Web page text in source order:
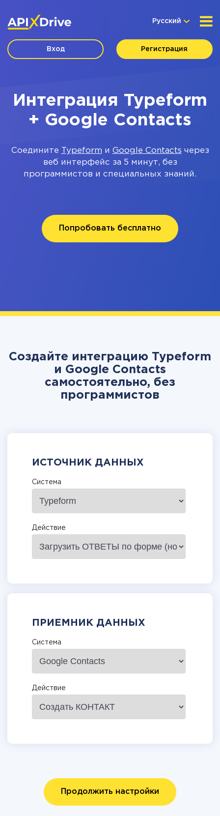
Русский
Вход Регистрация
Интеграция Typeform
+ Google Contacts
Соедините Typeform и Google Contacts через
веб интерфейс за 5 минут, без
программистов и специальных знаний.
Попробовать бесплатно
Создайте интеграцию Typeform
и Google Contacts
самостоятельно, без
программистов
ИСТОЧНИК ДАННЫХ
Система
Действие
ПРИЕМНИК ДАННЫХ
Система
Действие
Продолжить настройки